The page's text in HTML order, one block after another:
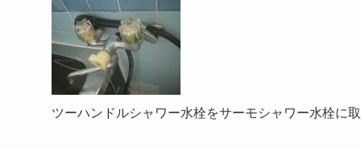
ツーハンドルシャワー水栓をサーモシャワー水栓に